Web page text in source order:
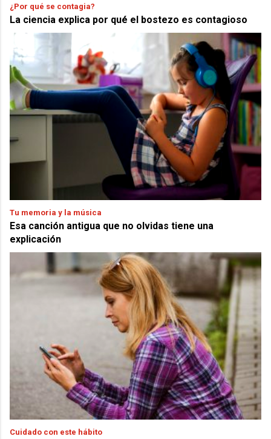
¿Por qué se contagia?
La ciencia explica por qué el bostezo es contagioso
Tu memoria y la música
Esa canción antigua que no olvidas tiene una
explicación
Cuidado con este hábito